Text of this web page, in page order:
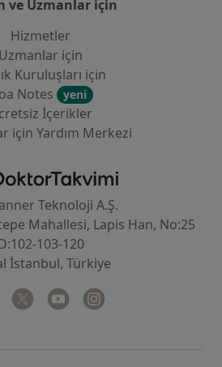
ve Uzmanlar için
Hizmetler
Uzmanlar için
Kuruluşları için
Notes
yeni
İçerikler
için Yardım Merkezi
DoktorTakvimi - Ana Sayfa
Teknoloji A.Ş.
Mahallesi, Lapis Han, No:25
103-120
İstanbul, Türkiye
Facebook
yeni bir sekmede açılır
Twitter
yeni bir sekmede açılır
Youtube
yeni bir sekmede açılır